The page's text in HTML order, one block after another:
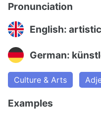
Pronunciation
English: artistic
German:
Culture & Arts
Examples